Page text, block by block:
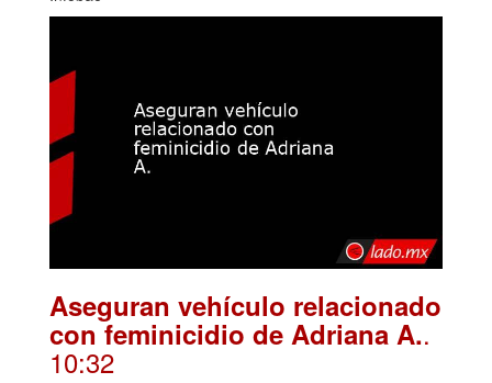
Aseguran vehículo relacionado
con feminicidio de Adriana A..
10:32